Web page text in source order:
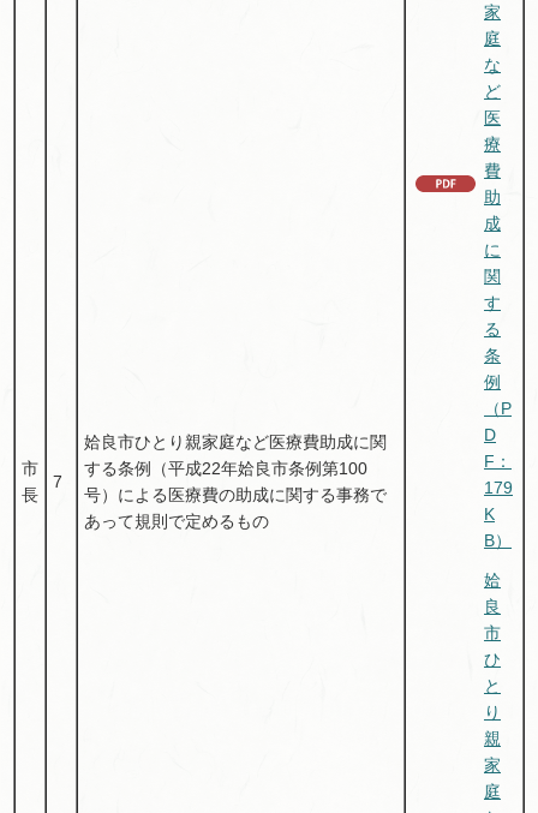
市
長
7
姶良市ひとり親家庭など医療費助成に関
する条例（平成22年姶良市条例第100
号）による医療費の助成に関する事務で
あって規則で定めるもの
家
庭
な
ど
医
療
費
助
成
に
関
す
る
条
例
（P
D
F：
179
K
B）
姶
良
市
ひ
と
り
親
家
庭